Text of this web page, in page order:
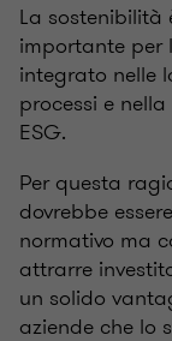
La sostenibilità
importante per
integrato nelle
processi e
ESG.
Per questa
dovrebbe
normativo ma
attrarre
un solido
aziende che lo